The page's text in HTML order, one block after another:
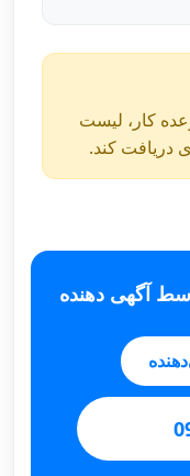
کار، لیست
دریافت کند.
آگهی دهنده